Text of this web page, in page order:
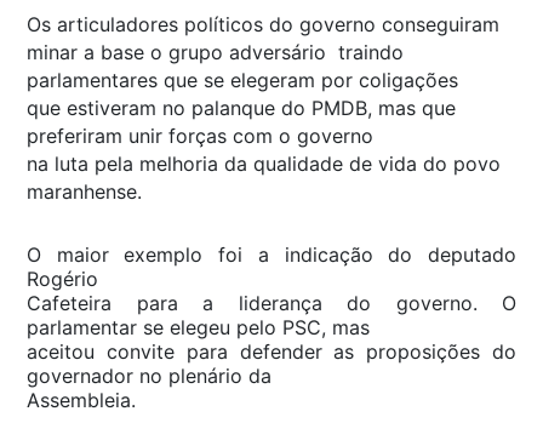
Os articuladores políticos do governo conseguiram
minar a base o grupo adversário traindo
parlamentares que se elegeram por coligações
que estiveram no palanque do PMDB, mas que
preferiram unir forças com o governo
na luta pela melhoria da qualidade de vida do povo
maranhense.
O maior exemplo foi a indicação do deputado
Rogério
Cafeteira para a liderança do governo. O
parlamentar se elegeu pelo PSC, mas
aceitou convite para defender as proposições do
governador no plenário da
Assembleia.